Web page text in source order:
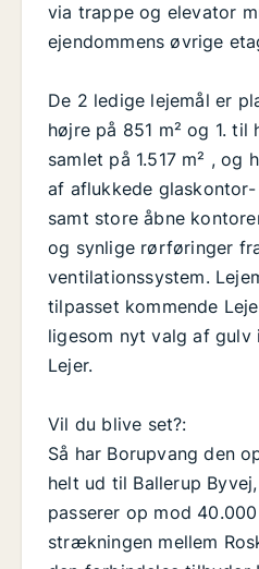
via trappe og elevator
ejendommens øvrige
De 2 ledige lejemål er
højre på 851 m² og 1. til
samlet på 1.517 m² , og
af aflukkede
samt store åbne
og synlige rørføringer
ventilationssystem.
tilpasset kommende
ligesom nyt valg af gulv
Lejer.
Vil du blive set?:
Så har Borupvang den
helt ud til Ballerup
passerer op mod
strækningen mellem